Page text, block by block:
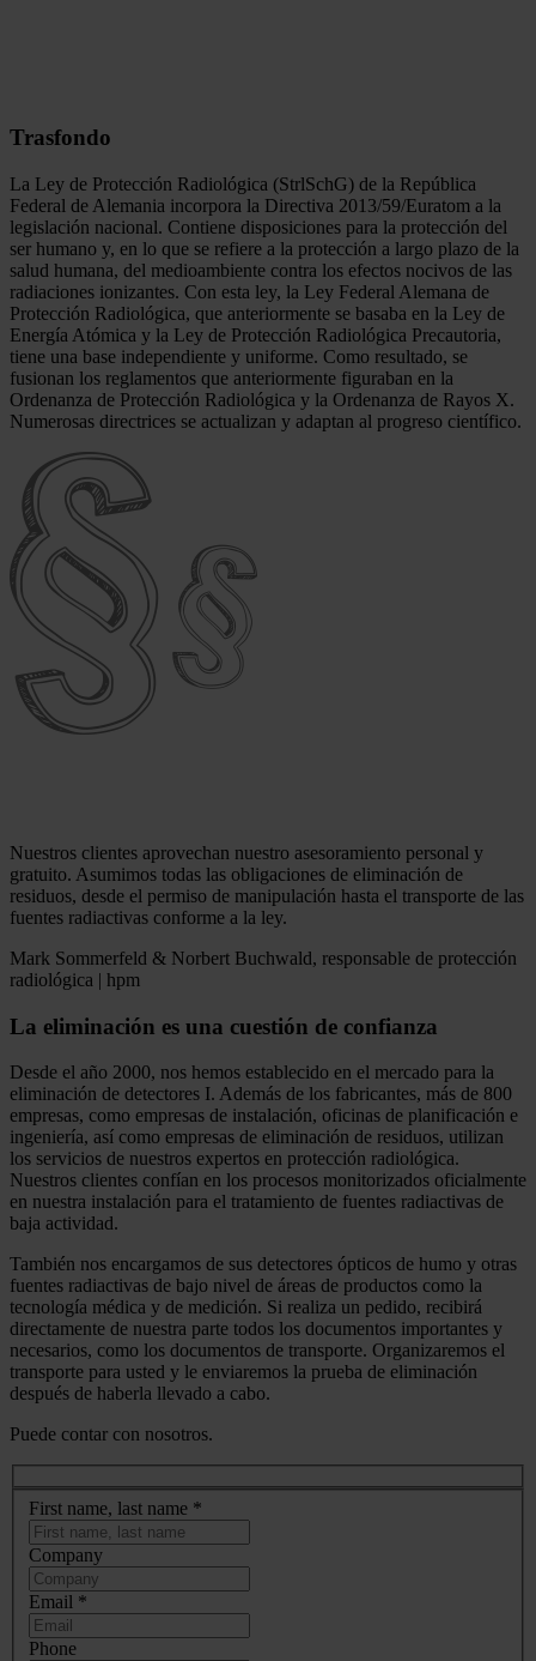
Trasfondo
La Ley de Protección Radiológica (StrlSchG) de la República
Federal de Alemania incorpora la Directiva 2013/59/Euratom a la
legislación nacional. Contiene disposiciones para la protección del
ser humano y, en lo que se refiere a la protección a largo plazo de la
salud humana, del medioambiente contra los efectos nocivos de las
radiaciones ionizantes. Con esta ley, la Ley Federal Alemana de
Protección Radiológica, que anteriormente se basaba en la Ley de
Energía Atómica y la Ley de Protección Radiológica Precautoria,
tiene una base independiente y uniforme. Como resultado, se
fusionan los reglamentos que anteriormente figuraban en la
Ordenanza de Protección Radiológica y la Ordenanza de Rayos X.
Numerosas directrices se actualizan y adaptan al progreso científico.
Nuestros clientes aprovechan nuestro asesoramiento personal y
gratuito. Asumimos todas las obligaciones de eliminación de
residuos, desde el permiso de manipulación hasta el transporte de las
fuentes radiactivas conforme a la ley.
Mark Sommerfeld & Norbert Buchwald, responsable de protección
radiológica | hpm
La eliminación es una cuestión de confianza
Desde el año 2000, nos hemos establecido en el mercado para la
eliminación de detectores I. Además de los fabricantes, más de 800
empresas, como empresas de instalación, oficinas de planificación e
ingeniería, así como empresas de eliminación de residuos, utilizan
los servicios de nuestros expertos en protección radiológica.
Nuestros clientes confían en los procesos monitorizados oficialmente
en nuestra instalación para el tratamiento de fuentes radiactivas de
baja actividad.
También nos encargamos de sus detectores ópticos de humo y otras
fuentes radiactivas de bajo nivel de áreas de productos como la
tecnología médica y de medición. Si realiza un pedido, recibirá
directamente de nuestra parte todos los documentos importantes y
necesarios, como los documentos de transporte. Organizaremos el
transporte para usted y le enviaremos la prueba de eliminación
después de haberla llevado a cabo.
Puede contar con nosotros.
First name, last name *
Company
Email *
Phone